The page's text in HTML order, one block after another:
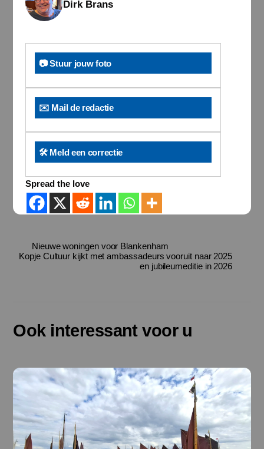
Dirk Brans
📷 Stuur jouw foto
✉️ Mail de redactie
🛠️ Meld een correctie
Spread the love
Nieuwe woningen voor Blankenham
Kopje Cultuur kijkt met ambassadeurs vooruit naar 2025
en jubileumeditie in 2026
Ook interessant voor u